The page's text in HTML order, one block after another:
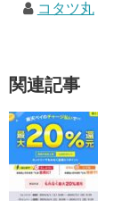
コタツ丸
関連記事